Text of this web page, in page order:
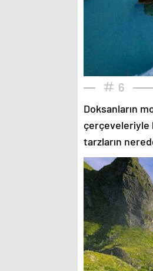
6
Doksanların
çerçeveleriyle
tarzların